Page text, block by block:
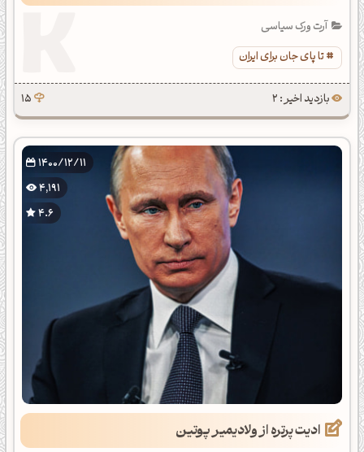
آرت ورک سیاسی
تا پای جان برای ایران
بازدید اخیر : 2 15
1400/12/11
4,191
4.6
ادیت پرتره از ولادیمیر پوتین